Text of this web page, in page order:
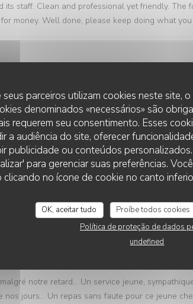
seus parceiros utilizam cookies neste site,
denominados «necessários» são
requerem seu consentimento. Esses
a audiência do site, oferecer
publicidade ou conteúdos
para gerenciar suas preferências.
clicando no ícone de cookie no canto
OK, aceitar tudo Proíbe todos cookies
Política de proteção de dados
undefined
staff. Clean and professional yet friendly. The
money. Well done, please keep doing what
vu sur la cuisine, des plats succulents de
/5 ambience
notre retard… Un service jeune,
jours… Un repas sans faute pour ce jeune